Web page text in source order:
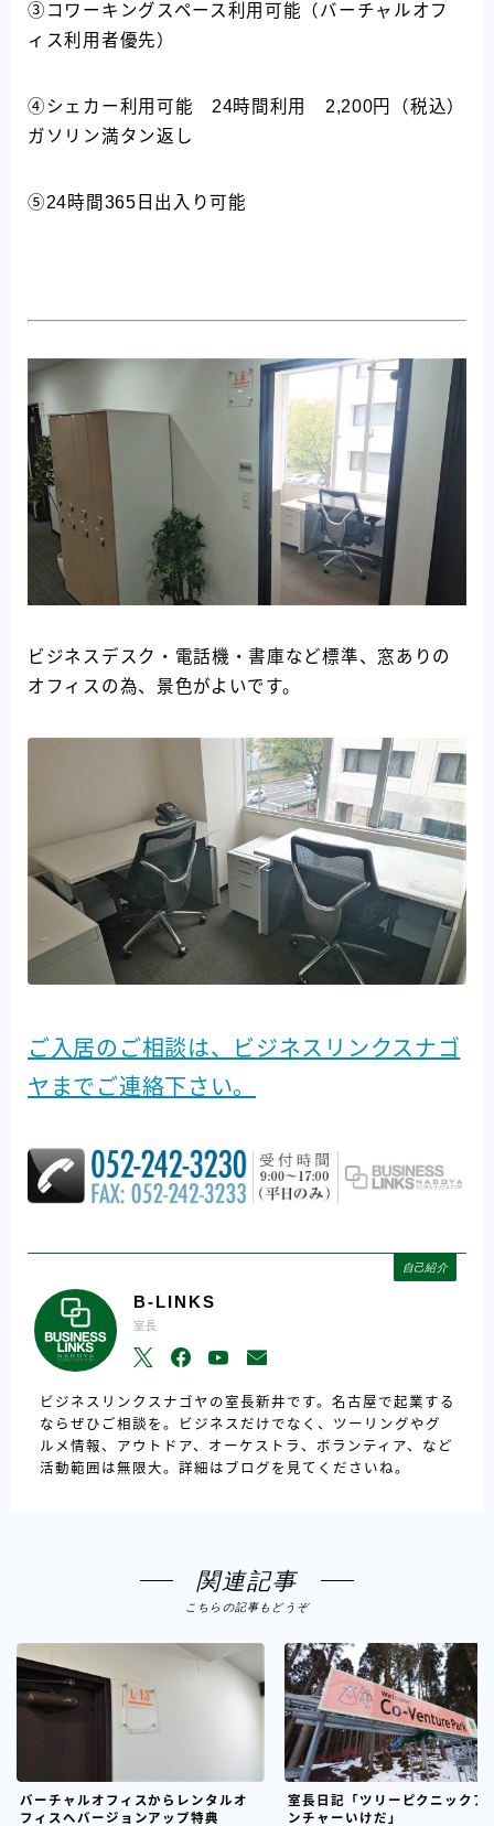
③コワーキングスペース利用可能（バーチャルオフ
ィス利用者優先）
④シェカー利用可能 24時間利用 2,200円（税込）
ガソリン満タン返し
⑤24時間365日出入り可能
ビジネスデスク・電話機・書庫など標準、窓ありの
オフィスの為、景色がよいです。
ご入居のご相談は、ビジネスリンクスナゴ
ヤまでご連絡下さい。
自己紹介
B-LINKS
室長
ビジネスリンクスナゴヤの室長新井です。名古屋で起業する
ならぜひご相談を。ビジネスだけでなく、ツーリングやグ
ルメ情報、アウトドア、オーケストラ、ボランティア、など
活動範囲は無限大。詳細はブログを見てくださいね。
関連記事
こちらの記事もどうぞ
バーチャルオフィスからレンタルオ
フィスへバージョンアップ特典
室長日記「ツリーピクニックア
ンチャーいけだ」